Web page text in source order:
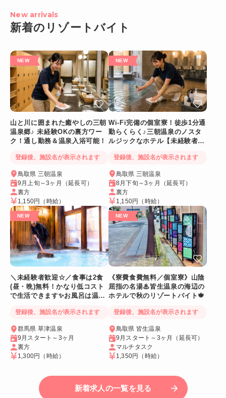
New arrivals
新着のリゾートバイト
山と川に囲まれた癒やしの三朝
温泉郷♪ 未経験OKの裏方ワー
ク！通し勤務＆温泉入浴可能！
登録後、施設名が表示されます
鳥取県 三朝温泉
9月上旬～3ヶ月（延長可）
裏方
1,150円 （時給）
Wi-Fi完備の個室寮！徒歩1分通
勤らくらく♪三朝温泉のノスタ
ルジックなホテル【未経験者
登録後、施設名が表示されます
鳥取県 三朝温泉
8月下旬～3ヶ月（延長可）
裏方
1,150円 （時給）
＼未経験者歓迎☆／食事は2食
(昼・晩)無料！かなり低コスト
で生活できます✨お風呂は温
かけも楽々😊寮は個室でWi-Fi
登録後、施設名が表示されます
群馬県 草津温泉
9月スタート～3ヶ月
裏方
1,300円
（時給）
《寮費食費無料／個室寮》山陰
屈指の名湯♨皆生温泉の海辺の
ホテルで秋のリゾートバイト🍁
登録後、施設名が表示されます
鳥取県 皆生温泉
9月スタート～3ヶ月（延長可）
マルチタスク
1,350円
（時給）
新着求人の一覧を見る